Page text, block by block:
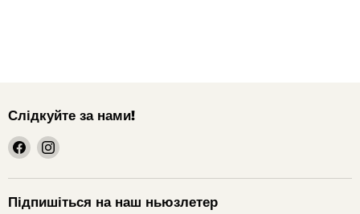
Слідкуйте за нами!
шукайте
нас
на
Facebook
шукайте
на
Instagram
Підпишіться на наш ньюзлетер